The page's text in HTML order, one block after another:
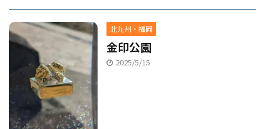
北九州・福岡
金印公園
2025/5/15